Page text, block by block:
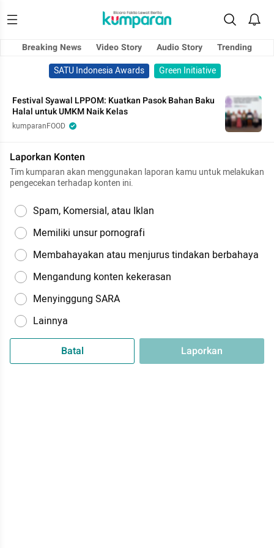
Breaking News Video Story Audio Story
Trending
SATU Indonesia Awards
Green Initiative
Festival Syawal LPPOM: Kuatkan Pasok Bahan Baku
Halal untuk UMKM Naik Kelas
kumparanFOOD
Laporkan Konten
Tim kumparan akan menggunakan laporan kamu untuk melakukan
pengecekan terhadap konten ini.
Spam, Komersial, atau Iklan
Memiliki unsur pornografi
Membahayakan atau menjurus tindakan berbahaya
Mengandung konten kekerasan
Menyinggung SARA
Lainnya
Batal Laporkan